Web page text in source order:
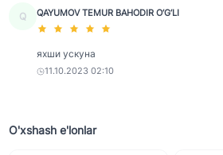
Q QAYUMOV TEMUR BAHODIR O‘G‘LI
яхши ускуна
11.10.2023 02:10
O'xshash e'lonlar